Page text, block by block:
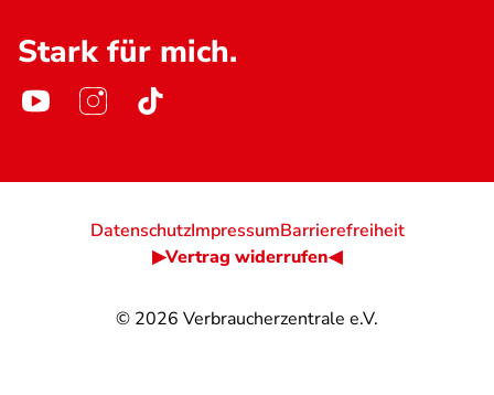
Stark für mich.
© 2026 Verbraucherzentrale e.V.
DatenschutzImpressumBarrierefreiheit
▶Vertrag widerrufen◀